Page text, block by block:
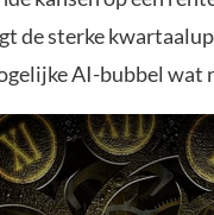
de sterke
AI-bubbel